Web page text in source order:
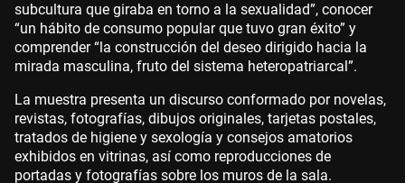
subcultura que giraba en torno a la sexualidad”, conocer
“un hábito de consumo popular que tuvo gran éxito” y
comprender “la construcción del deseo dirigido hacia la
mirada masculina, fruto del sistema heteropatriarcal”.
La muestra presenta un discurso conformado por novelas,
revistas, fotografías, dibujos originales, tarjetas postales,
tratados de higiene y sexología y consejos amatorios
exhibidos en vitrinas, así como reproducciones de
portadas y fotografías sobre los muros de la sala.